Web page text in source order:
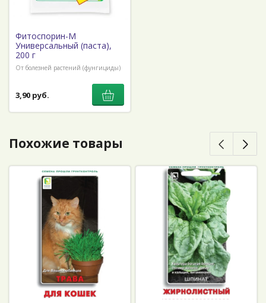
Фитоспорин-М
Универсальный (паста),
200 г
От болезней растений (фунгициды)
3,90 руб.
Похожие товары